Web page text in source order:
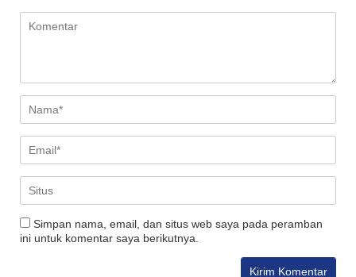
Simpan nama, email, dan situs web saya pada peramban
ini untuk komentar saya berikutnya.